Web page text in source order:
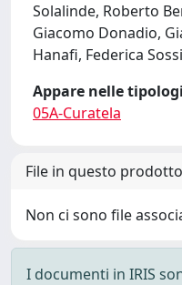
Solalinde, Roberto
Giacomo Donadio,
Hanafi, Federica
Appare nelle
05A-Curatela
File in questo
Non ci sono file
I documenti in IRIS